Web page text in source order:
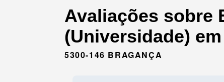
Avaliações sobre
(Universidade)
5300-146 BRAGANÇA